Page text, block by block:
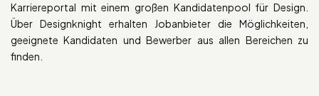
Karriereportal mit einem großen Kandidatenpool für Design.
Über Designknight erhalten Jobanbieter die Möglichkeiten,
geeignete Kandidaten und Bewerber aus allen Bereichen zu
finden.